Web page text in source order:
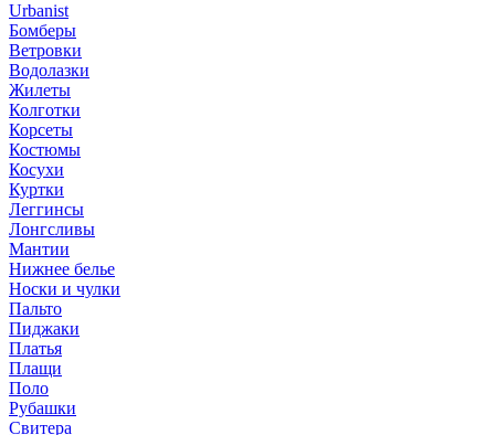
Urbanist
Бомберы
Ветровки
Водолазки
Жилеты
Колготки
Корсеты
Костюмы
Косухи
Куртки
Леггинсы
Лонгсливы
Мантии
Нижнее белье
Носки и чулки
Пальто
Пиджаки
Платья
Плащи
Поло
Рубашки
Свитера